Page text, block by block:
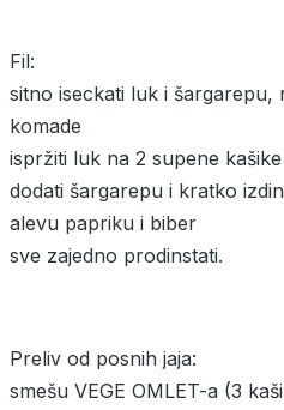
Fil:
sitno iseckati luk i šargarepu,
komade
ispržiti luk na 2 supene
dodati šargarepu i kratko
alevu papriku i biber
sve zajedno prodinstati.
Preliv od posnih jaja:
smešu VEGE OMLET-a (3